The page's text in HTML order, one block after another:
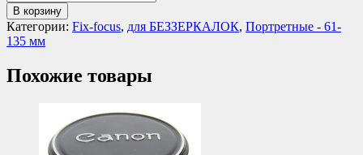
В корзину
Категории: Fix-focus, для БЕЗЗЕРКАЛОК, Портретные - 61-
135 мм
Похожие товары